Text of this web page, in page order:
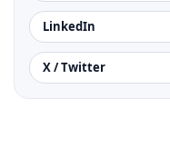
LinkedIn
X / Twitter